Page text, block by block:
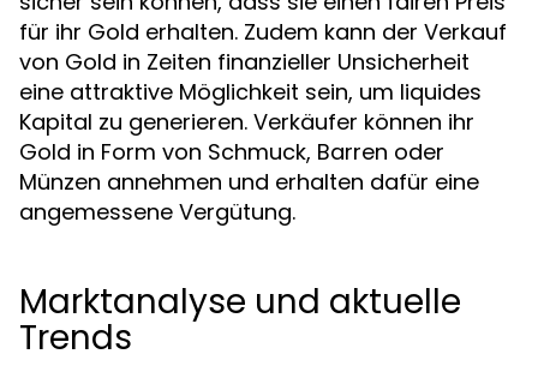
für ihr Gold erhalten. Zudem kann der Verkauf
von Gold in Zeiten finanzieller Unsicherheit
eine attraktive Möglichkeit sein, um liquides
Kapital zu generieren. Verkäufer können ihr
Gold in Form von Schmuck, Barren oder
Münzen annehmen und erhalten dafür eine
angemessene Vergütung.
Marktanalyse und aktuelle
Trends